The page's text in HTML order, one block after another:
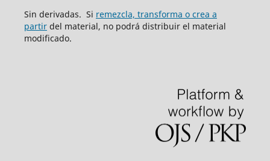
Sin derivadas. Si remezcla, transforma o crea a
partirdel material, no podrá distribuir el material
modificado.